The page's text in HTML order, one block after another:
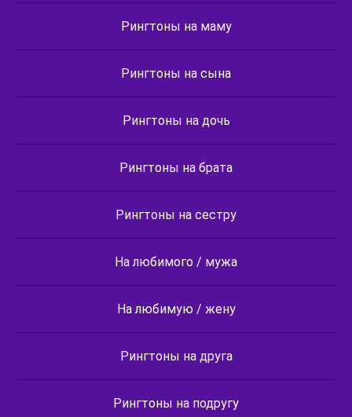
Рингтоны на маму
Рингтоны на сына
Рингтоны на дочь
Рингтоны на брата
Рингтоны на сестру
На любимого / мужа
На любимую / жену
Рингтоны на друга
Рингтоны на подругу